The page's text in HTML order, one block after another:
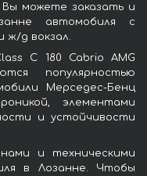
можете заказать и
автомобиля с
ж/д вокзал.
C 180 Cabrio AMG
популярностью
Мерседес-Бенц
элементами
и устойчивости
и техническими
в Лозанне. Чтобы